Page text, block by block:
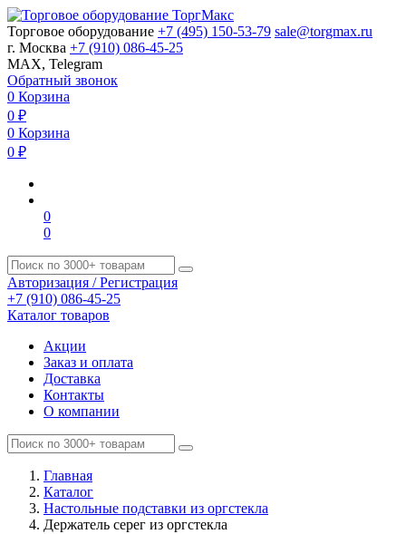
Торговое оборудование +7 (495) 150-53-79 sale@torgmax.ru
г. Москва +7 (910) 086-45-25
MAX, Telegram
Обратный звонок
0 Корзина
0 ₽
0 Корзина
0 ₽
0
0
Авторизация / Регистрация
+7 (910) 086-45-25
Каталог товаров
Акции
Заказ и оплата
Доставка
Контакты
О компании
Главная
Каталог
Настольные подставки из оргстекла
Держатель серег из оргстекла